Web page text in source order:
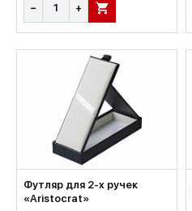
− + В КОРЗИНУ
Футляр для 2-х ручек
«Aristocrat»